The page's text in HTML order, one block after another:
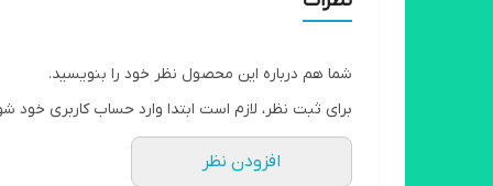
شما هم درباره این محصول نظر خود را بنویسید.
برای ثبت نظر، لازم است ابتدا وارد حساب کاربری خود
افزودن نظر